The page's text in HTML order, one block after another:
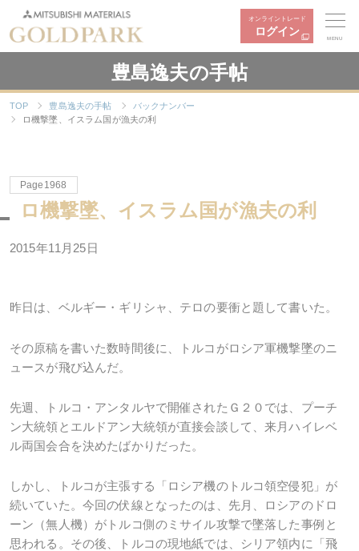
オンライントレード
ログイン
MENU
豊島逸夫の手帖
TOP 豊島逸夫の手帖
バックナンバー
ロ機撃墜、イスラム国が漁夫の利
Page1968
ロ機撃墜、イスラム国が漁夫の利
2015年11月25日
昨日は、ベルギー・ギリシャ、テロの要衝と題して書いた。
その原稿を書いた数時間後に、トルコがロシア軍機撃墜のニ
ュースが飛び込んだ。
先週、トルコ・アンタルヤで開催されたＧ２０では、プーチ
ン大統領とエルドアン大統領が直接会談して、来月ハイレベ
ル両国会合を決めたばかりだった。
しかし、トルコが主張する「ロシア機のトルコ領空侵犯」が
続いていた。今回の伏線となったのは、先月、ロシアのドロ
ーン（無人機）がトルコ側のミサイル攻撃で墜落した事例と
思われる。その後、トルコの現地紙では、シリア領内に「飛